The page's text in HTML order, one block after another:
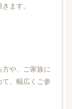
ます。
や、ご家族に
、幅広くご参